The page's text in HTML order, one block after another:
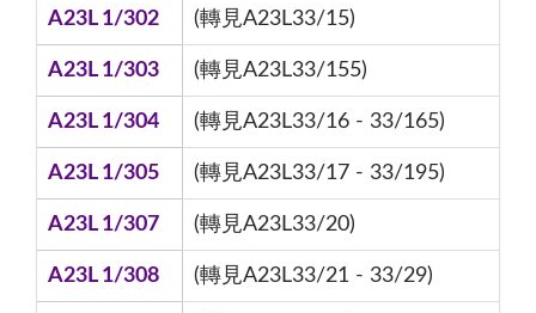
A23L 1/302 (轉見A23L33/15)
A23L 1/303 (轉見A23L33/155)
A23L 1/304 (轉見A23L33/16 - 33/165)
A23L 1/305 (轉見A23L33/17 - 33/195)
A23L 1/307 (轉見A23L33/20)
A23L 1/308 (轉見A23L33/21 - 33/29)